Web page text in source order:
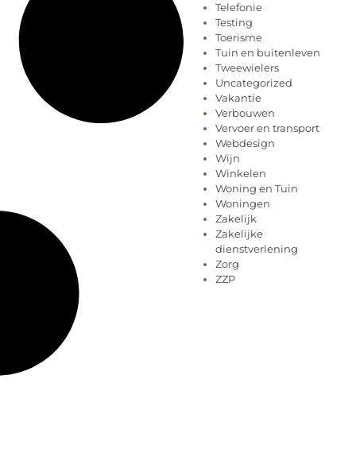
Telefonie
Testing
Toerisme
Tuin en buitenleven
Tweewielers
Uncategorized
Vakantie
Verbouwen
Vervoer en transport
Webdesign
Wijn
Winkelen
Woning en Tuin
Woningen
Zakelijk
Zakelijke
dienstverlening
Zorg
ZZP